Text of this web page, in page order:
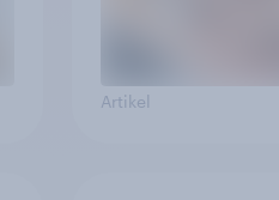
Artikel